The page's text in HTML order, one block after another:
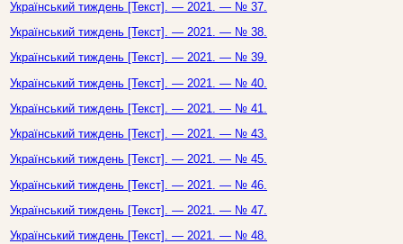
Український тиждень [Текст]. — 2021. — № 37.
Український тиждень [Текст]. — 2021. — № 38.
Український тиждень [Текст]. — 2021. — № 39.
Український тиждень [Текст]. — 2021. — № 40.
Український тиждень [Текст]. — 2021. — № 41.
Український тиждень [Текст]. — 2021. — № 43.
Український тиждень [Текст]. — 2021. — № 45.
Український тиждень [Текст]. — 2021. — № 46.
Український тиждень [Текст]. — 2021. — № 47.
Український тиждень [Текст]. — 2021. — № 48.